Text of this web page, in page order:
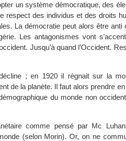
un système démocratique, des
respect des individus et des droits
La démocratie peut alors être anti
Les antagonismes vont
Jusqu’à quand l’Occident.
; en 1920 il règnait sur la
de la planète. Il faut alors prendre
du monde non
comme pensé par Mc
(selon Morin). Or, on ne